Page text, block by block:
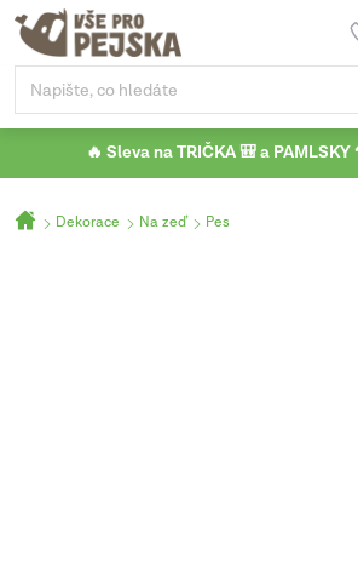
Přejít
obsah
🔥 Sleva na TRIČKA 🎒 a PAMLSKY
DomůDekorace Na zeď Pes